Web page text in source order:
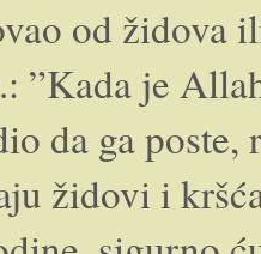
od židova
”Kada je
da ga poste,
židovi i